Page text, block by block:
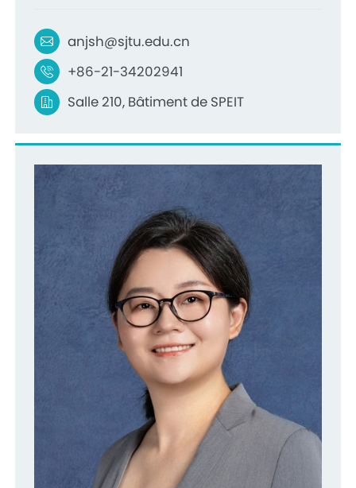
anjsh@sjtu.edu.cn
+86-21-34202941
Salle 210, Bâtiment de SPEIT